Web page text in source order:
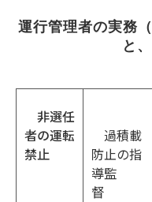
運行管理者の実務
と
非選任
者の運転
禁止
過積載
防止の指
導監
督